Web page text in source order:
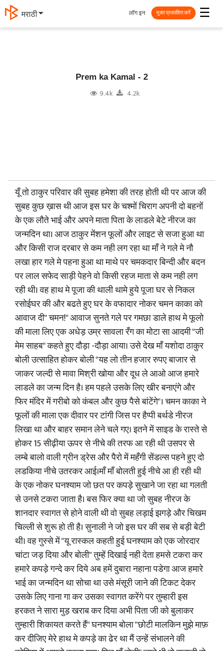
मराठी ☰
लॉग इन मुक्त प्रकाशित करें
Prem ka Kamal - 2
9.4k 4.2k
यूँ तो ठाकुर परिवार की सुबह हमेशा की तरह होती थी पर आज की
सुबह कुछ ख़ास थी आज इस घर के चश्मों चिराग अपनी दो बहनों
के एक लौते भाई और अपने माता पिता के लाडले बेटे नीरज का
जन्मदिन था। आज ठाकुर मेंशन फूलों और लाइट से सजा हुआ था
और किसी राज दरबार से कम नही लग रहा था माँ ने गले मे नौ
लखा हार गले मे पहना हुआ था माथे पर चमकदार बिन्दी और बदन
पर लाल सफेद साड़ी पेहने वो किसी रहज माता से कम नही लग
रही थी। वह हाथ मे पूजा की थाली थामे हुये पूजा घर से निकल
रसोईघर की और बढते हुए घर के वफादार नोकर चमन काका को
आवाज दी" चमन!" आवाज सुनते गले पर गमछा डाले हाथ मे फूलो
की माला लिए एक अधेड़ उम्र सावला रँग का मोटा सा आदमी "जी
मेम साहब" कहते हुए दौड़ा -दौड़ा आया। उसे देख माँ यशोदा ठाकुर
बोली उत्साहित होकर बोली "यह लो तीन हजार रुपए बाजार से
जाकर जल्दी से मावा मिश्री खोया और दूध ले आओ आज हमारे
लाडले का जन्म दिन है। हम पहले उसके लिए खीर बनाएंगे और
फिर मंदिर में गरीबो को कंबल और कुछ पैसे बांटेंगे"। चमन काका ने
फूलों की माला एक दीवार पर टांगी जिस पर हैप्पी बर्थडे नीरज
लिखा था और बाहर समान लेने चले गए। इतने में साइड के रास्ते से
होकर 15 सीढ़ीया ऊपर से नीचे की तरफ आ रही थी उसपर से
लम्बे बालो वाली ग्रीन ड्रेस और पैरो में महँगी सेंडल्स पहने हुए दो
लडकिया नीचे उतरकर आई।माँ माँ बोलती हुई नीचे आ ही रही थी
के एक नोकर घनश्याम जो छत पर कपड़े सुखाने जा रहा था गलती
से उनसे टकरा जाता है। बस फिर क्या था जो सुबह नीरज के
शानदार स्वागत से होने वाली थी वो सुबह लड़ाई झगड़े और चिखम
चिल्ली से शुरू हो ती है। सुनाली ने जो इस घर की सब से बड़ी बेटी
थी। वह गुस्से में "यू रास्कल कहती हुई घनश्याम को एक जोरदार
चांटा जड़ दिया और बोली" तुम्हें दिखाई नही देता हमसे टकरा कर
हमारे कपड़े गन्दे कर दिये अब हमें दुबारा नहाना पडेगा आज हमारे
भाई का जन्मदिन था सोचा था उसे मंसूरी जाने की टिकट देकर
उसके लिए गाना गा कर उसका स्वागत करेंगे पर तुम्हारी इस
हरकत ने सारा मुड़ खराब कर दिया अभी पिता जी को बुलाकर
तुम्हारी शिकायत करते हैं" घनश्याम बोला "छोटी मालकिन मुझे माफ़
कर दीजिए मेरे हाथ मे कपड़े का ढेर था मैं उन्हें संभालने की